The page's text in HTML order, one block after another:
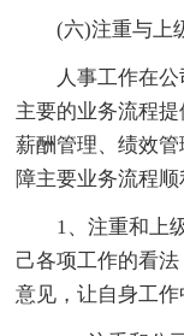
(六)注重与上
人事工作在
主要的业务流程提
薪酬管理、绩效
障主要业务流程顺
1、注重和上
己各项工作的看
意见，让自身工作